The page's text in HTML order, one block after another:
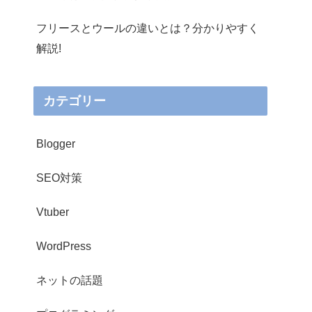
フリースとウールの違いとは？分かりやすく
解説!
カテゴリー
Blogger
SEO対策
Vtuber
WordPress
ネットの話題